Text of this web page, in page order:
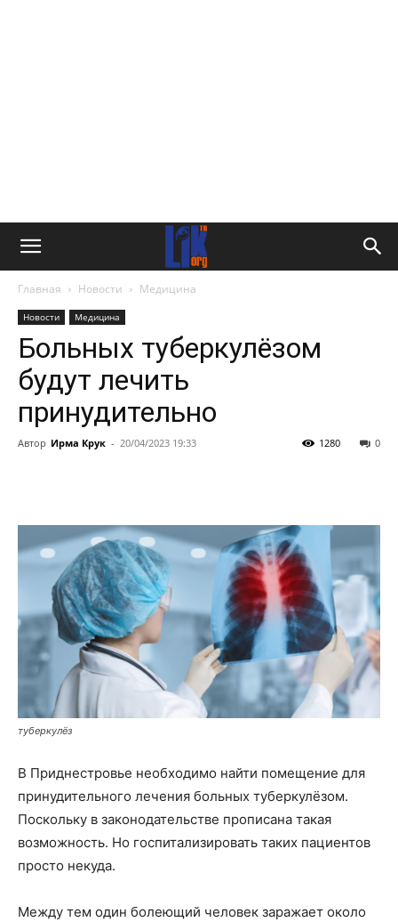
Главная Новости Медицина
Новости Медицина
Больных туберкулёзом
будут лечить
принудительно
Автор Ирма Крук - 20/04/2023 19:33 0
1280
туберкулёз
В Приднестровье необходимо найти помещение для
принудительного лечения больных туберкулёзом.
Поскольку в законодательстве прописана такая
возможность. Но госпитализировать таких пациентов
просто некуда.
Между тем один болеющий человек заражает около